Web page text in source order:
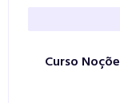
Curso